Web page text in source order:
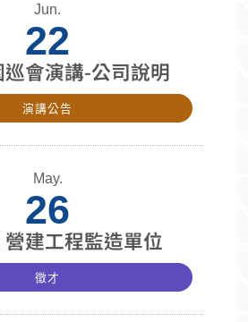
Jun.
22
會演講-公司說明
演講公告
May.
26
建工程監造單位
徵才